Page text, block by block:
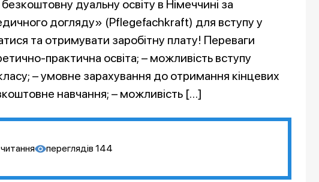
дуальну освіту в Німеччині за
догляду» (Pflegefachkraft) для вступу у
та отримувати заробітну плату! Переваги
практична освіта; – можливість вступу
класу; – умовне зарахування до отримання кінцевих
навчання; – можливість […]
переглядів 144